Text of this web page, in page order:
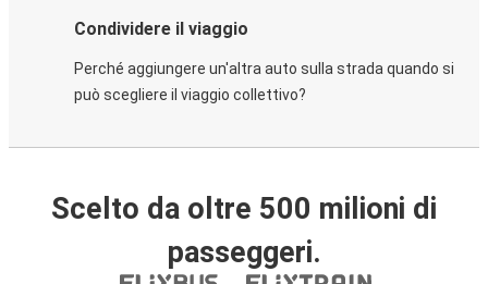
Condividere il viaggio
Perché aggiungere un'altra auto sulla strada quando si
può scegliere il viaggio collettivo?
Scelto da oltre 500 milioni di
passeggeri.